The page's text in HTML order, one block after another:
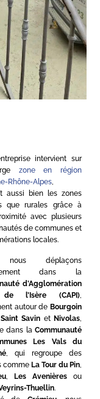
intervient sur
zone en région
Rhône-Alpes,
aussi bien les zones
que rurales grâce à
avec plusieurs
de communes et
locales.
nous déplaçons
dans la
d’Agglomération
l’Isère (CAPI)
autour de Bourgoin
Saint Savin et Nivolas
dans la Communauté
Les Vals du
, qui regroupe des
comme La Tour du Pin
, Les Avenièresou
Thuellin.